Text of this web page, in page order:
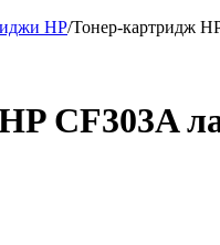
HP/Тонер-картридж
CF303A